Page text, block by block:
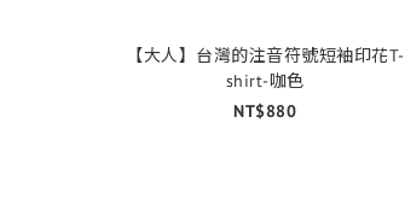
【大人】台灣的注音符號短袖印花T-
shirt-咖色
NT$880